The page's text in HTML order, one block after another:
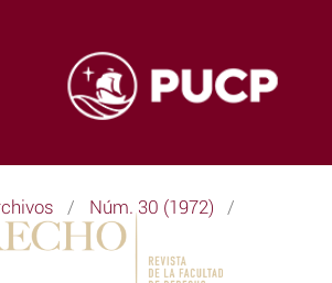
/ Núm. 30 (1972) /